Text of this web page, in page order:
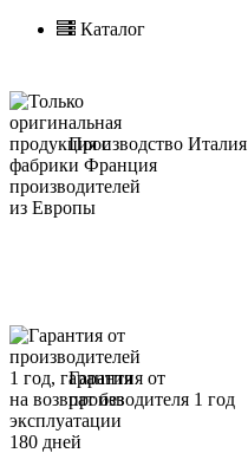
Каталог
Производство Италия
и Франция
Гарантия от
производителя 1 год